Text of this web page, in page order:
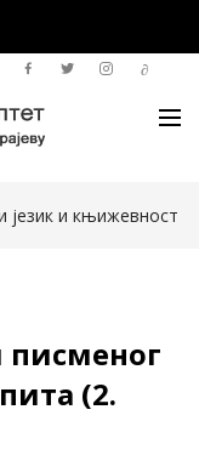
језик и књижевност
писменог
(2.